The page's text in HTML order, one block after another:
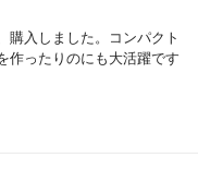
購入しました。コンパクト
作ったりのにも大活躍です